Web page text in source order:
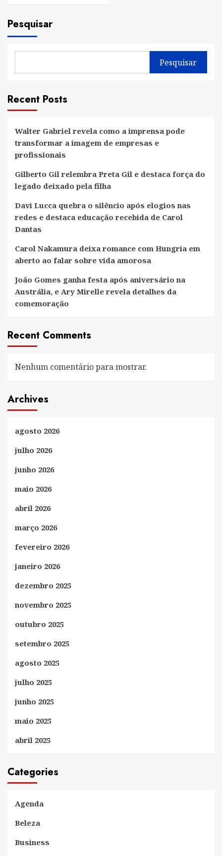
Pesquisar
Pesquisar
Recent Posts
Walter Gabriel revela como a imprensa pode
transformar a imagem de empresas e
profissionais
Gilberto Gil relembra Preta Gil e destaca força do
legado deixado pela filha
Davi Lucca quebra o silêncio após elogios nas
redes e destaca educação recebida de Carol
Dantas
Carol Nakamura deixa romance com Hungria em
aberto ao falar sobre vida amorosa
João Gomes ganha festa após aniversário na
Austrália, e Ary Mirelle revela detalhes da
comemoração
Recent Comments
Nenhum comentário para mostrar.
Archives
agosto 2026
julho 2026
junho 2026
maio 2026
abril 2026
março 2026
fevereiro 2026
janeiro 2026
dezembro 2025
novembro 2025
outubro 2025
setembro 2025
agosto 2025
julho 2025
junho 2025
maio 2025
abril 2025
Categories
Agenda
Beleza
Business